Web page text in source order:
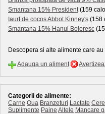
Smantana 15% President(159
Iaurt de cocos Abbot Kinney's (158
Smantana 15% Hanul Boieresc
Descopera si alte alimente care au
Adauga un aliment
Categorii de alimente:
Carne Oua Branzeturi Lactate
Suplimente Paine Altele Mancare